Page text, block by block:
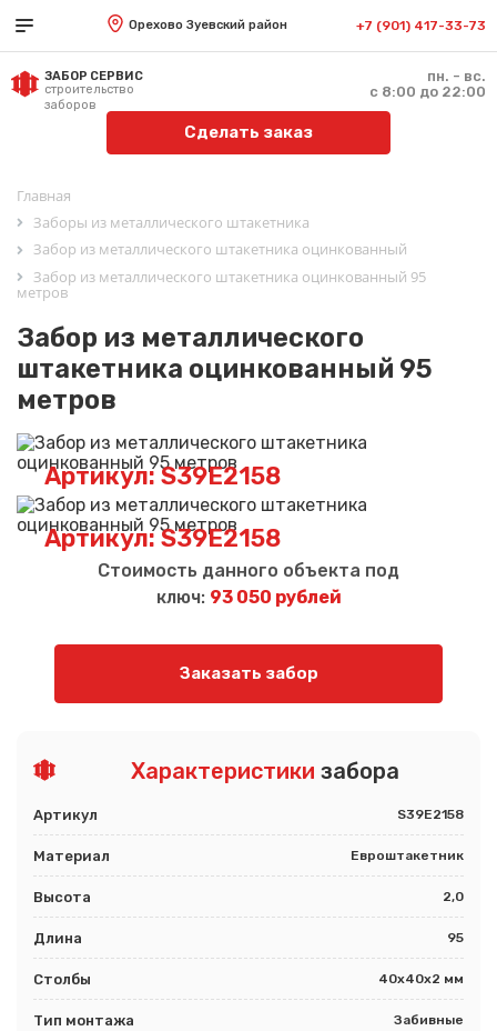
Орехово Зуевский район +7 (901) 417-33-73
ЗАБОР СЕРВИС
строительство
заборов
пн. - вс.
с 8:00 до 22:00
Сделать заказ
Главная
Заборы из металлического штакетника
Забор из металлического штакетника оцинкованный
Забор из металлического штакетника оцинкованный 95
метров
Забор из металлического
штакетника оцинкованный 95
метров
Артикул: S39E2158
Артикул: S39E2158
Стоимость данного объекта под
ключ: 93 050 рублей
Заказать забор
Характеристики забора
Артикул S39E2158
Материал Евроштакетник
Высота 2,0
Длина 95
Столбы 40х40х2 мм
Тип монтажа Забивные